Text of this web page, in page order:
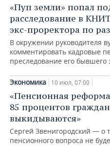
«Пуп земли» попал
расследование в
экс-проректора по
В окружении руководителя
комментировать кадровые
преследование его бывшего
Экономика 10 июл, 07:00
«Пенсионная
85 процентов
выкидываются»
Сергей Звенигородский — о
пенсионного вопроса не